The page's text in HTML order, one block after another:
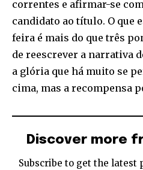
correntes e afirmar-se
candidato ao título. O que
feira é mais do que três
de reescrever a narrativa
a glória que há muito se
cima, mas a recompensa
Discover more
Subscribe to get the latest